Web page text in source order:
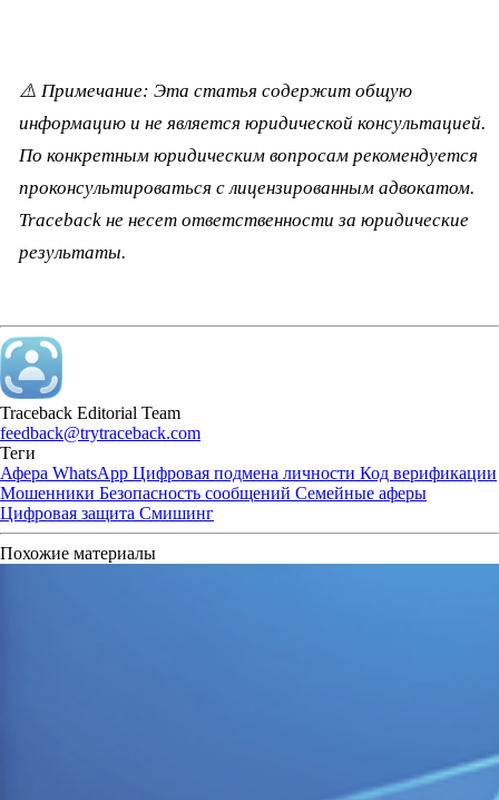
⚠️ Примечание: Эта статья содержит общую
информацию и не является юридической консультацией.
По конкретным юридическим вопросам рекомендуется
проконсультироваться с лицензированным адвокатом.
Traceback не несет ответственности за юридические
результаты.
Traceback Editorial Team
feedback@trytraceback.com
Теги
Афера WhatsApp Цифровая подмена личности Код верификации
Мошенники Безопасность сообщений Семейные аферы
Цифровая защита Смишинг
Похожие материалы